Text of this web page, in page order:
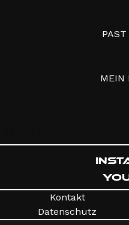
MEIN
Kontakt
Datenschutz